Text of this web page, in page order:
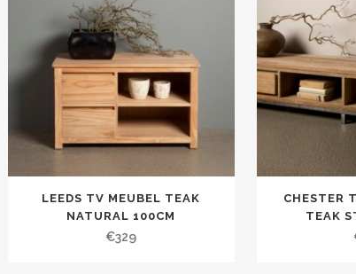
LEEDS TV MEUBEL TEAK
NATURAL 100CM
€329
CHESTER
TEAK